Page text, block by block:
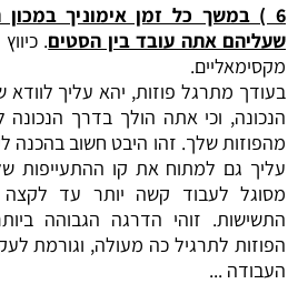
6 ‏) במשך כל זמן אימוניך
שעליהם אתה עובד בין הסטים.
מקסימאליים.
‏בעודך מתרגל פוזות, יהא עליך
הנכונה, וכי אתה הולך בדרך
מהפוזות שלך. זהו היבט חשוב בהכנה
עליך גם למתוח את קו ההתעייפות
מסוגל לעבוד קשה יותר עד לקצה
התשישות. זוהי הדרגה הגבוהה
הפוזות לתרגיל כה מעולה, וגורמת
העבודה ...